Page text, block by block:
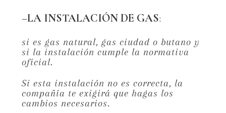
–LA INSTALACIÓN DE GAS:
si es gas natural, gas ciudad o butano y
si la instalación cumple la normativa
oficial.
Si esta instalación no es correcta, la
compañía te exigirá que hagas los
cambios necesarios.